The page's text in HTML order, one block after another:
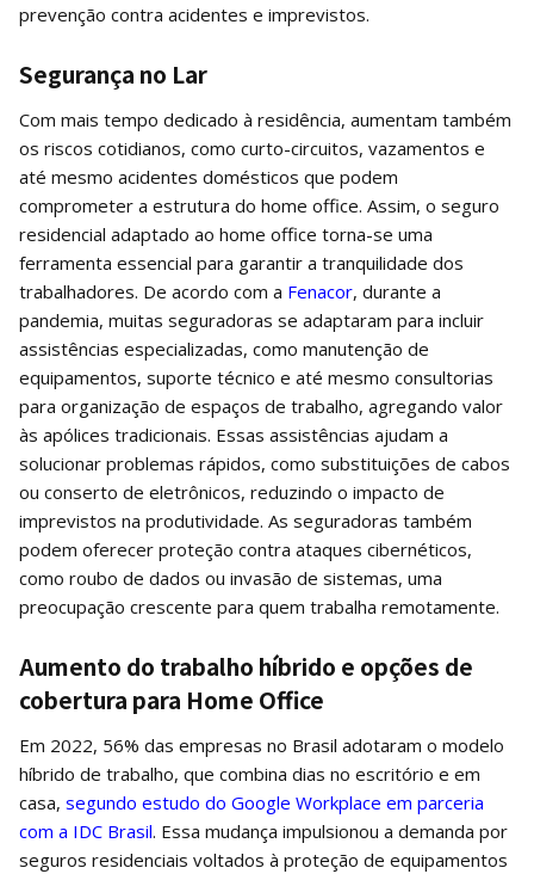
prevenção contra acidentes e imprevistos.
Segurança no Lar
Com mais tempo dedicado à residência, aumentam também
os riscos cotidianos, como curto-circuitos, vazamentos e
até mesmo acidentes domésticos que podem
comprometer a estrutura do home office. Assim, o seguro
residencial adaptado ao home office torna-se uma
ferramenta essencial para garantir a tranquilidade dos
trabalhadores. De acordo com a Fenacor, durante a
pandemia, muitas seguradoras se adaptaram para incluir
assistências especializadas, como manutenção de
equipamentos, suporte técnico e até mesmo consultorias
para organização de espaços de trabalho, agregando valor
às apólices tradicionais. Essas assistências ajudam a
solucionar problemas rápidos, como substituições de cabos
ou conserto de eletrônicos, reduzindo o impacto de
imprevistos na produtividade. As seguradoras também
podem oferecer proteção contra ataques cibernéticos,
como roubo de dados ou invasão de sistemas, uma
preocupação crescente para quem trabalha remotamente.
Aumento do trabalho híbrido e opções de
cobertura para Home Office
Em 2022, 56% das empresas no Brasil adotaram o modelo
híbrido de trabalho, que combina dias no escritório e em
casa, segundo estudo do Google Workplace em parceria
com a IDC Brasil. Essa mudança impulsionou a demanda por
seguros residenciais voltados à proteção de equipamentos